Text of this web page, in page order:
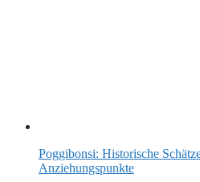
Poggibonsi: Historische
Anziehungspunkte